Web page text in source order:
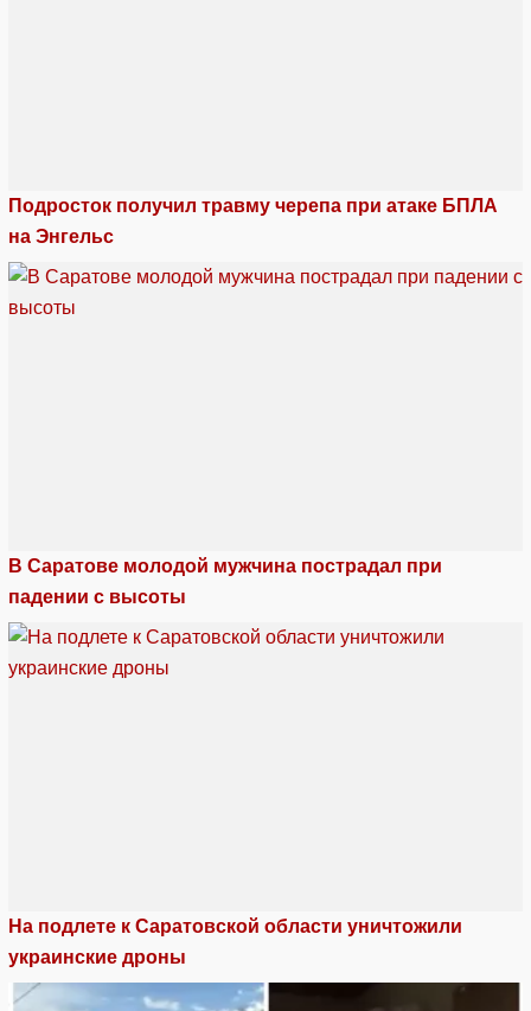
Подросток получил травму черепа при атаке БПЛА
на Энгельс
В Саратове молодой мужчина пострадал при
падении с высоты
На подлете к Саратовской области уничтожили
украинские дроны